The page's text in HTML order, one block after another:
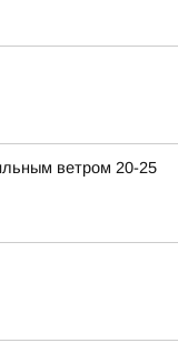
ветром 20-25